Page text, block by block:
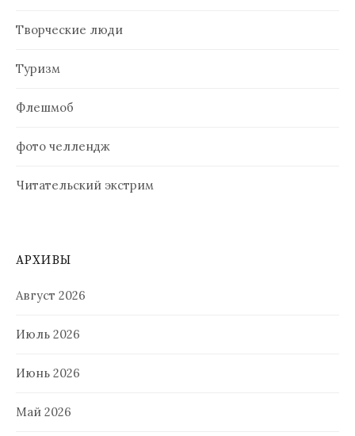
Творческие люди
Туризм
Флешмоб
фото челлендж
Читательский экстрим
АРХИВЫ
Август 2026
Июль 2026
Июнь 2026
Май 2026